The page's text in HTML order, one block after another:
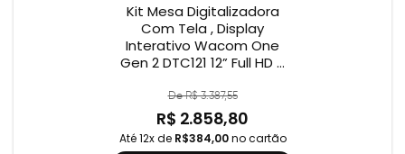
Kit Mesa Digitalizadora
Com Tela , Display
Interativo Wacom One
Gen 2 DTC121 12” Full HD +
geração , DTC121 ,
DTH134W,
De R$ 3.387,55
R$ 2.858,80
Até 12x de R$384,00no cartão